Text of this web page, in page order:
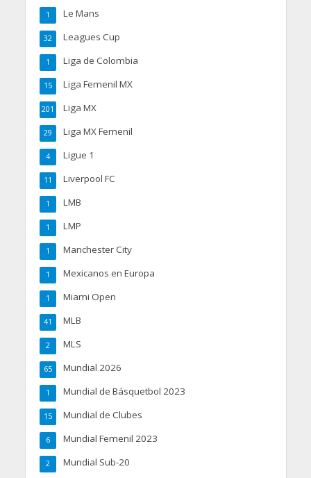
Le Mans
1
Leagues Cup
32
Liga de Colombia
1
Liga Femenil MX
15
Liga MX
201
Liga MX Femenil
29
Ligue 1
4
Liverpool FC
11
LMB
1
LMP
1
Manchester City
1
Mexicanos en Europa
1
Miami Open
1
MLB
41
MLS
2
Mundial 2026
65
Mundial de Básquetbol 2023
1
Mundial de Clubes
15
Mundial Femenil 2023
6
Mundial Sub-20
2